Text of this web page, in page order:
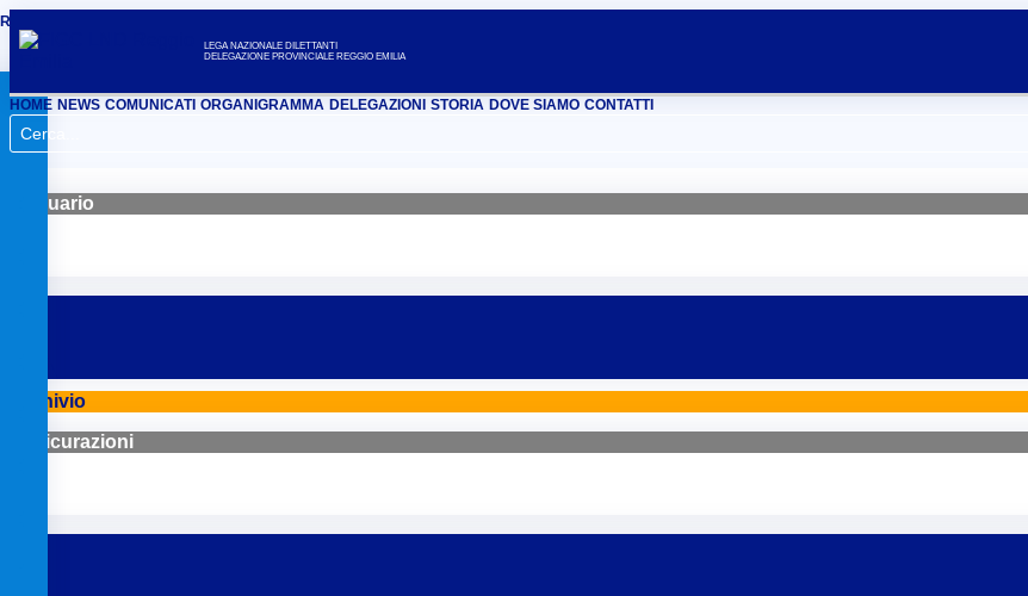
LEGA NAZIONALE DILETTANTI
DELEGAZIONE PROVINCIALE REGGIO EMILIA
HOME NEWS COMUNICATI ORGANIGRAMMA DELEGAZIONI STORIA DOVE SIAMO CONTATTI
REGIONALE
Annuario
Archivio
Assicurazioni